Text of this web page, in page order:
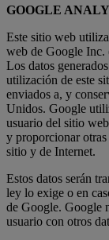
GOOGLE
Este sitio web
web de Google Inc.
Los datos
utilización de este
enviados a, y
Unidos. Google
usuario del sitio
y proporcionar otras
sitio y de Internet.
Estos datos serán
ley lo exige o en
de Google. Google
usuario con otros